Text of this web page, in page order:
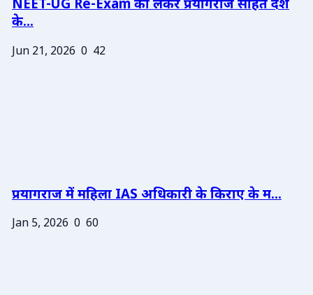
NEET-UG Re-Exam को लेकर प्रयागराज सहित देश
के...
Jun 21, 2026 0 42
प्रयागराज में महिला IAS अधिकारी के किराए के म...
Jan 5, 2026 0 60